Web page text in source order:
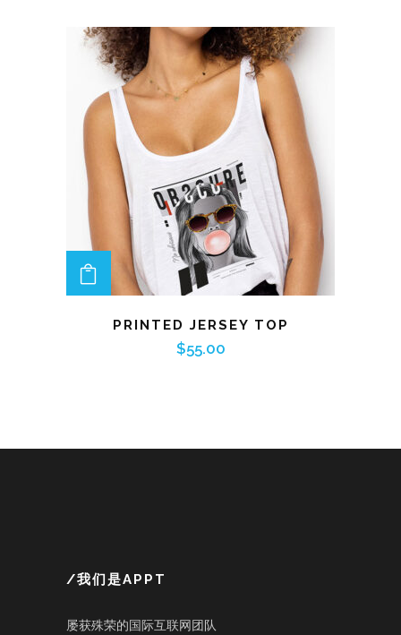
ADD TO CART
PRINTED JERSEY TOP
$55.00
/我们是APPT
屡获殊荣的国际互联网团队